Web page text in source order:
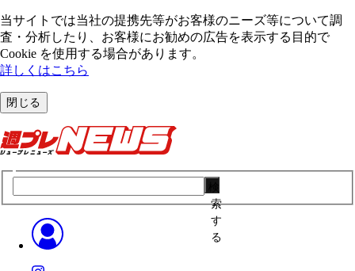
当サイトでは当社の提携先等がお客様のニーズ等について調
査・分析したり、お客様にお勧めの広告を表⽰する⽬的で
Cookie を使⽤する場合があります。
詳しくはこちら
閉じる
索
す
る